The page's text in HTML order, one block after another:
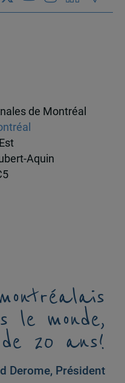
de Montréal
Aquin
le monde,
20 ans!
Derome, Président